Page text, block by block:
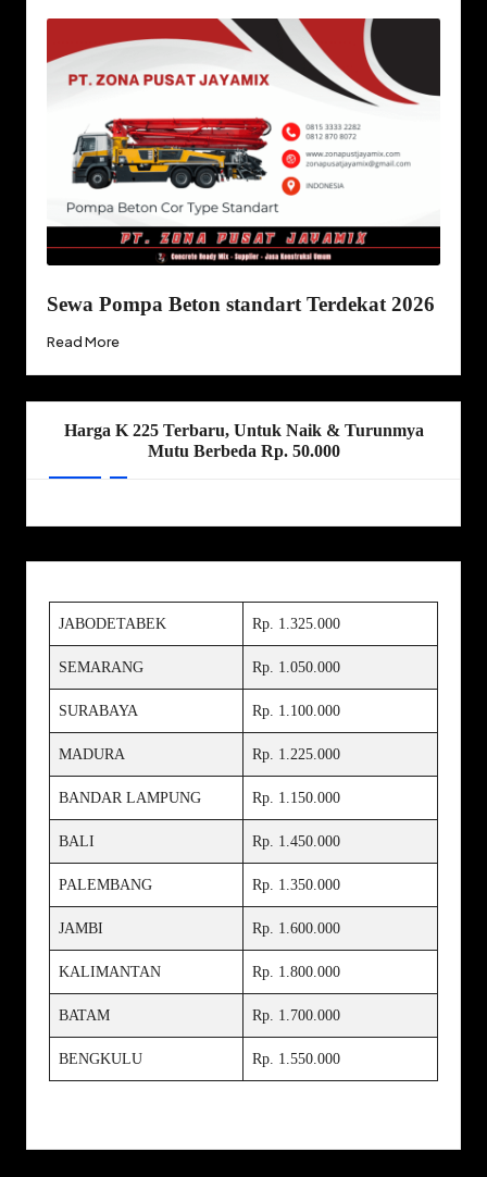
Sewa Pompa Beton standart Terdekat 2026
Read More
Harga K 225 Terbaru, Untuk Naik & Turunmya
Mutu Berbeda Rp. 50.000
JABODETABEK Rp. 1.325.000
SEMARANG Rp. 1.050.000
SURABAYA Rp. 1.100.000
MADURA Rp. 1.225.000
BANDAR LAMPUNG Rp. 1.150.000
BALI Rp. 1.450.000
PALEMBANG Rp. 1.350.000
JAMBI Rp. 1.600.000
KALIMANTAN Rp. 1.800.000
BATAM Rp. 1.700.000
BENGKULU Rp. 1.550.000